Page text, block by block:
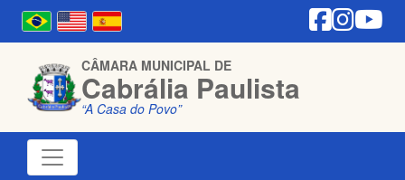
CÂMARA MUNICIPAL DE
Cabrália Paulista
“A Casa do Povo”